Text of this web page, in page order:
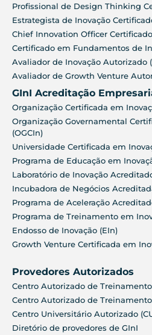
Profissional de Design Thinking
Estrategista de Inovação
Chief Innovation Officer Certificado
Certificado em Fundamentos de
Avaliador de Inovação Autorizado
Avaliador de Growth Venture
GInI Acreditação
Organização Certificada em
Organização Governamental
(OGCIn)
Universidade Certificada em
Programa de Educação em
Laboratório de Inovação
Incubadora de Negócios
Programa de Aceleração
Programa de Treinamento em
Endosso de Inovação (EIn)
Growth Venture Certificada em
Provedores Autorizados
Centro Autorizado de
Centro Autorizado de Treinamento
Centro Universitário Autorizado
Diretório de provedores de GInI